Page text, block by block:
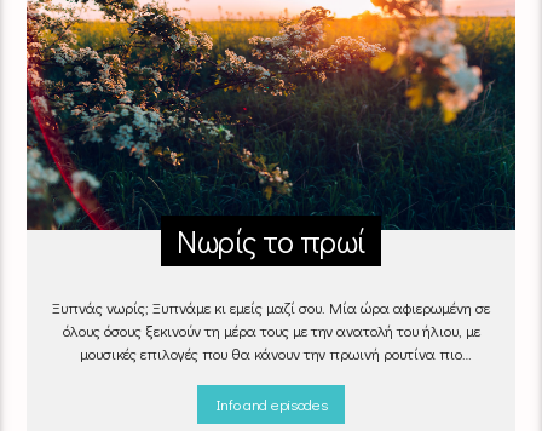
Νωρίς το πρωί
Ξυπνάς νωρίς; Ξυπνάμε κι εμείς μαζί σου. Μία ώρα αφιερωμένη σε
όλους όσους ξεκινούν τη μέρα τους με την ανατολή του ήλιου, με
μουσικές επιλογές που θα κάνουν την πρωινή ρουτίνα πιο
06:00 - 07:00 στον Empneusi 107 FM
Info and episodes